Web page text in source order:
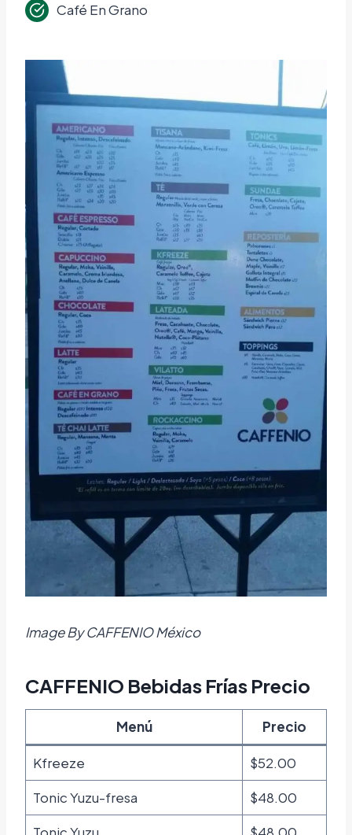
Café En Grano
Image By CAFFENIO México
CAFFENIO Bebidas Frías Precio
Menú Precio
Kfreeze
$52.00
Tonic Yuzu-fresa
$48.00